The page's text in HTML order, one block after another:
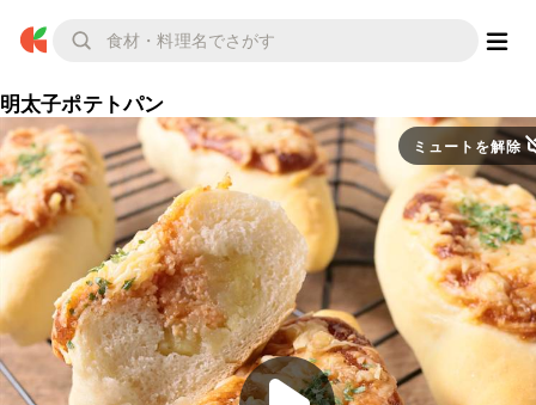
明太子ポテトパン
ミュートを解除